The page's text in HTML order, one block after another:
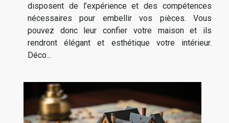
disposent de l’expérience et des compétences
nécessaires pour embellir vos pièces. Vous
pouvez donc leur confier votre maison et ils
rendront élégant et esthétique votre intérieur.
Déco...